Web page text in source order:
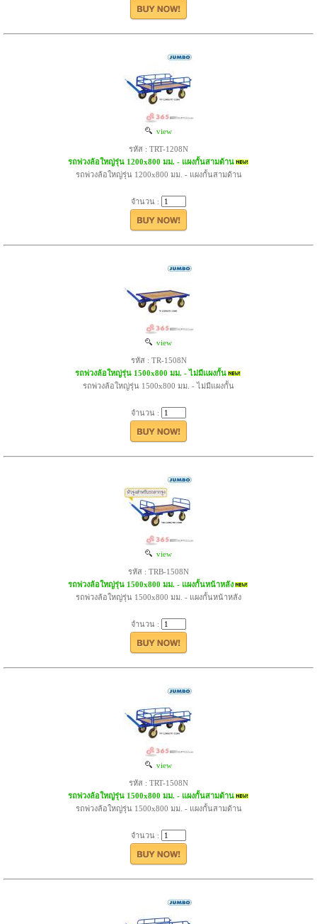
view
รหัส : TRT-1208N
รถพ่วงล้อใหญ่รุ่น 1200x800 มม. - แผงกั้นสามด้าน
รถพ่วงล้อใหญ่รุ่น 1200x800 มม. - แผงกั้นสามด้าน
จำนวน :
view
รหัส : TR-1508N
รถพ่วงล้อใหญ่รุ่น 1500x800 มม. - ไม่มีแผงกั้น
รถพ่วงล้อใหญ่รุ่น 1500x800 มม. - ไม่มีแผงกั้น
จำนวน :
view
รหัส : TRB-1508N
รถพ่วงล้อใหญ่รุ่น 1500x800 มม. - แผงกั้นหน้าหลัง
รถพ่วงล้อใหญ่รุ่น 1500x800 มม. - แผงกั้นหน้าหลัง
จำนวน :
view
รหัส : TRT-1508N
รถพ่วงล้อใหญ่รุ่น 1500x800 มม. - แผงกั้นสามด้าน
รถพ่วงล้อใหญ่รุ่น 1500x800 มม. - แผงกั้นสามด้าน
จำนวน :